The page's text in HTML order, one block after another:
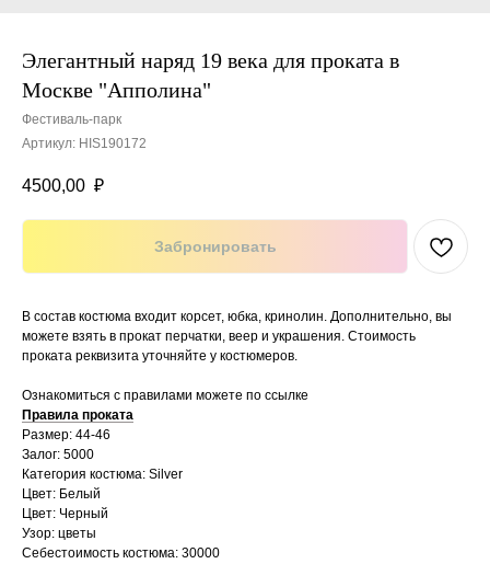
Элегантный наряд 19 века для проката в
Москве "Апполина"
Фестиваль-парк
Артикул: HIS190172
4500,00 ₽
Забронировать
В состав костюма входит корсет, юбка, кринолин. Дополнительно, вы
можете взять в прокат перчатки, веер и украшения. Стоимость
проката реквизита уточняйте у костюмеров.
Ознакомиться с правилами можете по ссылке
Правила проката
Размер: 44-46
Залог: 5000
Категория костюма: Silver
Цвет: Белый
Цвет: Черный
Узор: цветы
Себестоимость костюма: 30000